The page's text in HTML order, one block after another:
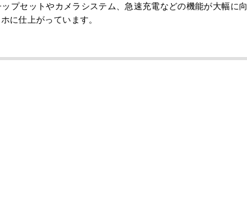
プセットやカメラシステム、急速充電などの機能が大幅に向
に仕上がっています。